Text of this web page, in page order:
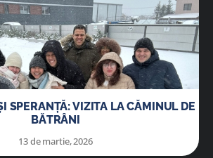
SPERANȚĂ: VIZITA LA CĂMINUL DE
BĂTRÂNI
13 de martie, 2026